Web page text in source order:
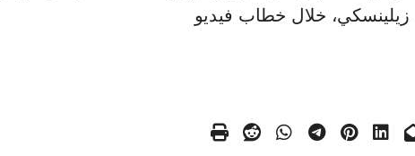
زيلينسكي، خلال خطاب فيديو